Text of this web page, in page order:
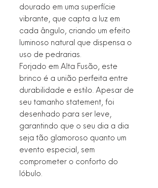
dourado em uma superfície
vibrante, que capta a luz em
cada ângulo, criando um efeito
luminoso natural que dispensa o
uso de pedrarias.
Forjado em Alta Fusão, este
brinco é a união perfeita entre
durabilidade e estilo. Apesar de
seu tamanho statement, foi
desenhado para ser leve,
garantindo que o seu dia a dia
seja tão glamoroso quanto um
evento especial, sem
comprometer o conforto do
lóbulo.